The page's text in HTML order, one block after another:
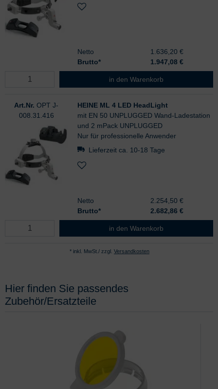
Netto
1.636,20 €
Brutto*
1.947,08 €
HEINE ML 4 LED HeadLight
in den Warenkorb
Art.Nr. OPT J-
008.31.416
HEINE ML 4 LED HeadLight
mit EN 50 UNPLUGGED Wand-Ladestation
und 2 mPack UNPLUGGED
Nur für professionelle Anwender
Lieferzeit ca. 10-18 Tage
Netto
2.254,50 €
Brutto*
2.682,86 €
HEINE ML 4 LED HeadLight
in den Warenkorb
* inkl. MwSt./ zzgl. Versandkosten
Hier finden Sie passendes
Zubehör/Ersatzteile